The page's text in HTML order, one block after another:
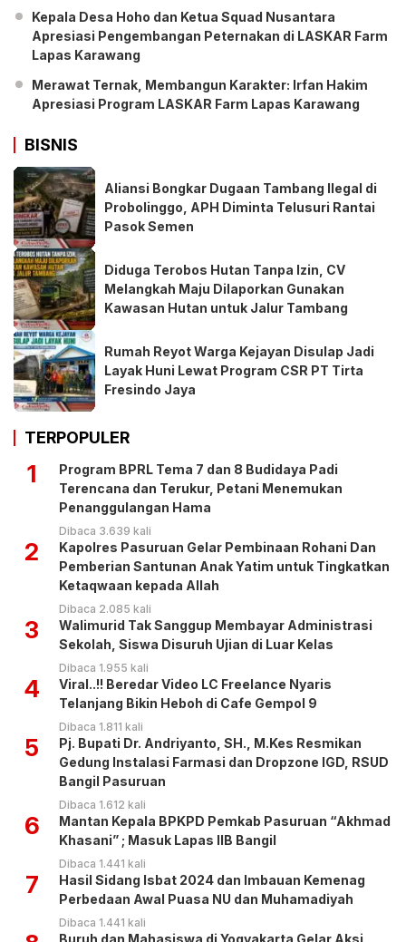
Kepala Desa Hoho dan Ketua Squad Nusantara
Apresiasi Pengembangan Peternakan di LASKAR Farm
Lapas Karawang
Merawat Ternak, Membangun Karakter: Irfan Hakim
Apresiasi Program LASKAR Farm Lapas Karawang
BISNIS
Aliansi Bongkar Dugaan Tambang Ilegal di
Probolinggo, APH Diminta Telusuri Rantai
Pasok Semen
Diduga Terobos Hutan Tanpa Izin, CV
Melangkah Maju Dilaporkan Gunakan
Kawasan Hutan untuk Jalur Tambang
Rumah Reyot Warga Kejayan Disulap Jadi
Layak Huni Lewat Program CSR PT Tirta
Fresindo Jaya
TERPOPULER
1
Program BPRL Tema 7 dan 8 Budidaya Padi
Terencana dan Terukur, Petani Menemukan
Penanggulangan Hama
Dibaca 3.639 kali
2
Kapolres Pasuruan Gelar Pembinaan Rohani Dan
Pemberian Santunan Anak Yatim untuk Tingkatkan
Ketaqwaan kepada Allah
Dibaca 2.085 kali
3
Walimurid Tak Sanggup Membayar Administrasi
Sekolah, Siswa Disuruh Ujian di Luar Kelas
Dibaca 1.955 kali
4
Viral..!! Beredar Video LC Freelance Nyaris
Telanjang Bikin Heboh di Cafe Gempol 9
Dibaca 1.811 kali
5
Pj. Bupati Dr. Andriyanto, SH., M.Kes Resmikan
Gedung Instalasi Farmasi dan Dropzone IGD, RSUD
Bangil Pasuruan
Dibaca 1.612 kali
6
Mantan Kepala BPKPD Pemkab Pasuruan “Akhmad
Khasani” ; Masuk Lapas IIB Bangil
Dibaca 1.441 kali
7
Hasil Sidang Isbat 2024 dan Imbauan Kemenag
Perbedaan Awal Puasa NU dan Muhamadiyah
Dibaca 1.441 kali
Buruh dan Mahasiswa di Yogyakarta Gelar Aksi